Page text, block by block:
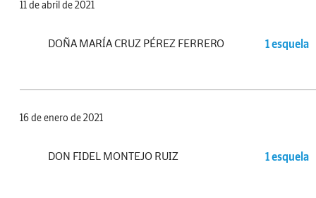
11 de abril de 2021
DOÑA MARÍA CRUZ PÉREZ FERRERO 1 esquela
16 de enero de 2021
DON FIDEL MONTEJO RUIZ 1 esquela